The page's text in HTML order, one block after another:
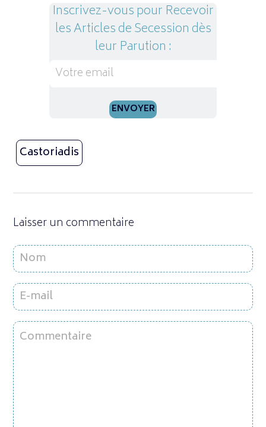
Inscrivez-vous pour Recevoir
les Articles de Secession dès
leur Parution :
Castoriadis
Laisser un commentaire